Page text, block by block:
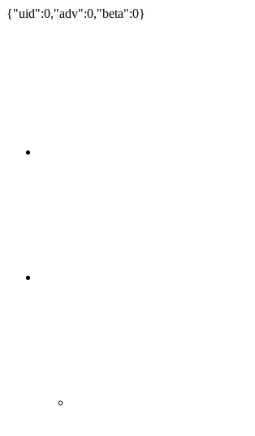
{"uid":0,"adv":0,"beta":0}